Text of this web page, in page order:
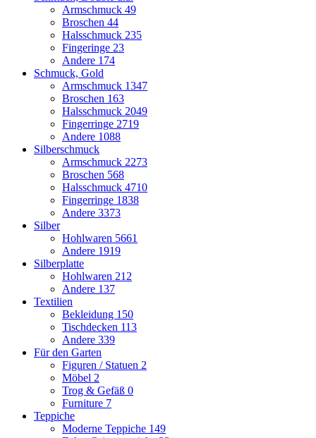
Armschmuck 49
Broschen 44
Halsschmuck 235
Fingeringe 23
Andere 174
Schmuck, Gold
Armschmuck 1347
Broschen 163
Halsschmuck 2049
Fingerringe 2719
Andere 1088
Silberschmuck
Armschmuck 2273
Broschen 568
Halsschmuck 4710
Fingerringe 1838
Andere 3373
Silber
Hohlwaren 5661
Andere 1919
Silberplatte
Hohlwaren 212
Andere 137
Textilien
Bekleidung 150
Tischdecken 113
Andere 339
Für den Garten
Figuren / Statuen 2
Möbel 2
Trog & Gefäß 0
Furniture 7
Teppiche
Moderne Teppiche 149